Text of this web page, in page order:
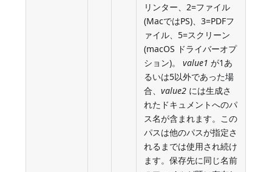
リンター、2=ファイル
(MacではPS)、3=PDFフ
ァイル、5=スクリーン
(macOS ドライバーオプ
ション)。value1 が1あ
るいは5以外であった場
合、value2 には生成さ
れたドキュメントへのパ
ス名が含まれます。この
パスは他のパスが指定さ
れるまでは使用され続け
ます。保存先に同じ名前